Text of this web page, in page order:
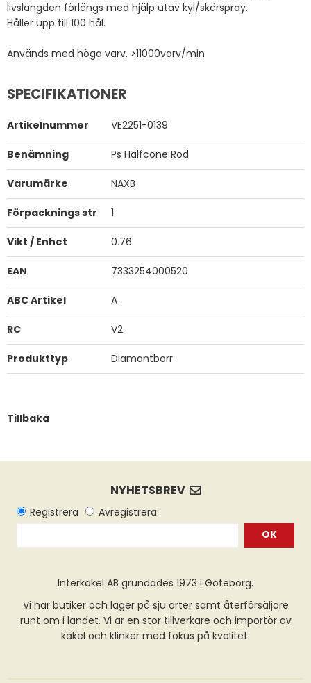
livslängden förlängs med hjälp utav kyl/skärspray.
Håller upp till 100 hål.
Används med höga varv. >11000varv/min
SPECIFIKATIONER
Artikelnummer VE2251-0139
Benämning Ps Halfcone Rod
Varumärke NAXB
Förpacknings str 1
Vikt / Enhet 0.76
EAN 7333254000520
ABC Artikel A
RC V2
Produkttyp Diamantborr
Tillbaka
OK
Interkakel AB grundades 1973 i Göteborg.
Vi har butiker och lager på sju orter samt återförsäljare
runt om i landet. Vi är en stor tillverkare och importör av
kakel och klinker med fokus på kvalitet.